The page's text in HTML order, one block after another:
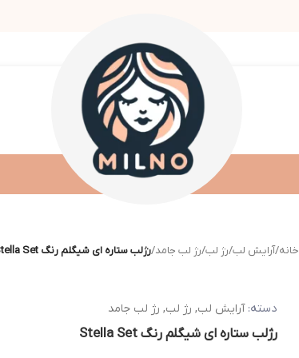
خانه/آرایش لب/رژ لب/رژ لب جامد/رژلب ستاره ای شیگلم رنگ Stella Set
دسته: آرایش لب, رژ لب, رژ لب جامد
رژلب ستاره ای شیگلم رنگ Stella Set